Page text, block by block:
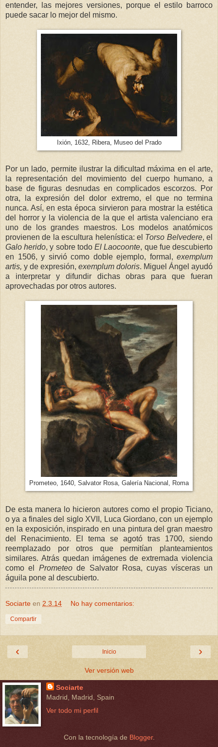
entender, las mejores versiones, porque el estilo barroco
puede sacar lo mejor del mismo.
Ixión, 1632, Ribera, Museo del Prado
Por un lado, permite ilustrar la dificultad máxima en el arte,
la representación del movimiento del cuerpo humano, a
base de figuras desnudas en complicados escorzos. Por
otra, la expresión del dolor extremo, el que no termina
nunca. Así, en esta época sirvieron para mostrar la estética
del horror y la violencia de la que el artista valenciano era
uno de los grandes maestros. Los modelos anatómicos
provienen de la escultura helenística: el Torso Belvedere, el
Galo herido, y sobre todoEl Laocoonte, que fue descubierto
en 1506, y sirvió como doble ejemplo, formal, exemplum
artis, y de expresión, exemplum doloris. Miguel Ángel ayudó
a interpretar y difundir dichas obras para que fueran
aprovechadas por otros autores.
Prometeo, 1640, Salvator Rosa, Galería Nacional, Roma
De esta manera lo hicieron autores como el propio Ticiano,
o ya a finales del siglo XVII, Luca Giordano, con un ejemplo
en la exposición, inspirado en una pintura del gran maestro
del Renacimiento. El tema se agotó tras 1700, siendo
reemplazado por otros que permitían planteamientos
similares. Atrás quedan imágenes de extremada violencia
como el Prometeode Salvator Rosa, cuyas vísceras un
águila pone al descubierto.
Sociarte en 2.3.14 No hay comentarios:
Compartir
‹ ›
Inicio
Ver versión web
Sociarte
Madrid, Madrid, Spain
Ver todo mi perfil
Con la tecnología de Blogger.